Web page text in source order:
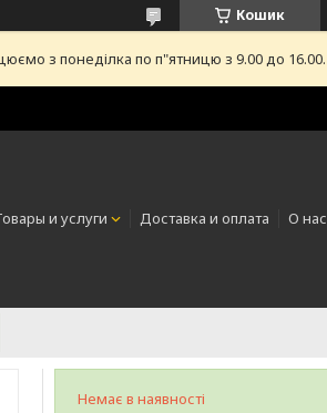
Кошик
з понеділка по п"ятницю з 9.00 до 16.00.
и услуги Доставка и оплата О нас
Немає в наявності